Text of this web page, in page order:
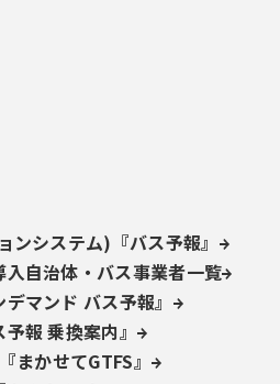
システム)『バス予報』
自治体・バス事業者一覧
マンド バス予報』
報 乗換案内』
まかせてGTFS』
哉
全般
Copilot Studio
バイス・教育支援
を中心に設計・開発・ア
担当しています。内製化をご